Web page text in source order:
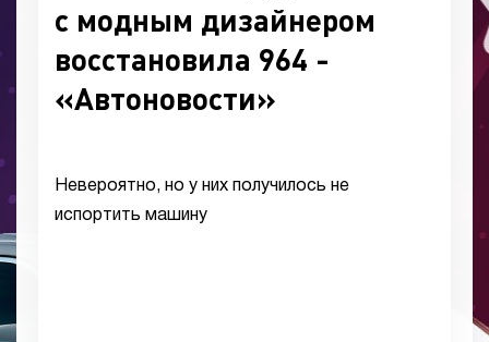
с модным дизайнером
восстановила 964 -
«Автоновости»
Невероятно, но у них получилось не
испортить машину